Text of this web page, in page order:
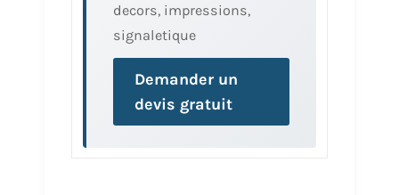
decors, impressions,
signaletique
Demander un
devis gratuit